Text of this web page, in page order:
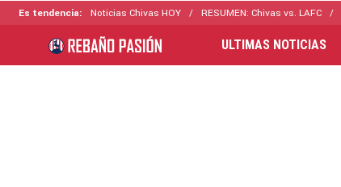
Es tendencia: Noticias Chivas HOY RESUMEN: Chivas vs. LAFC
ULTIMAS NOTICIAS